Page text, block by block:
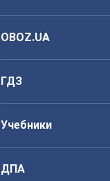
OBOZ.UA
ГДЗ
Учебники
ДПА